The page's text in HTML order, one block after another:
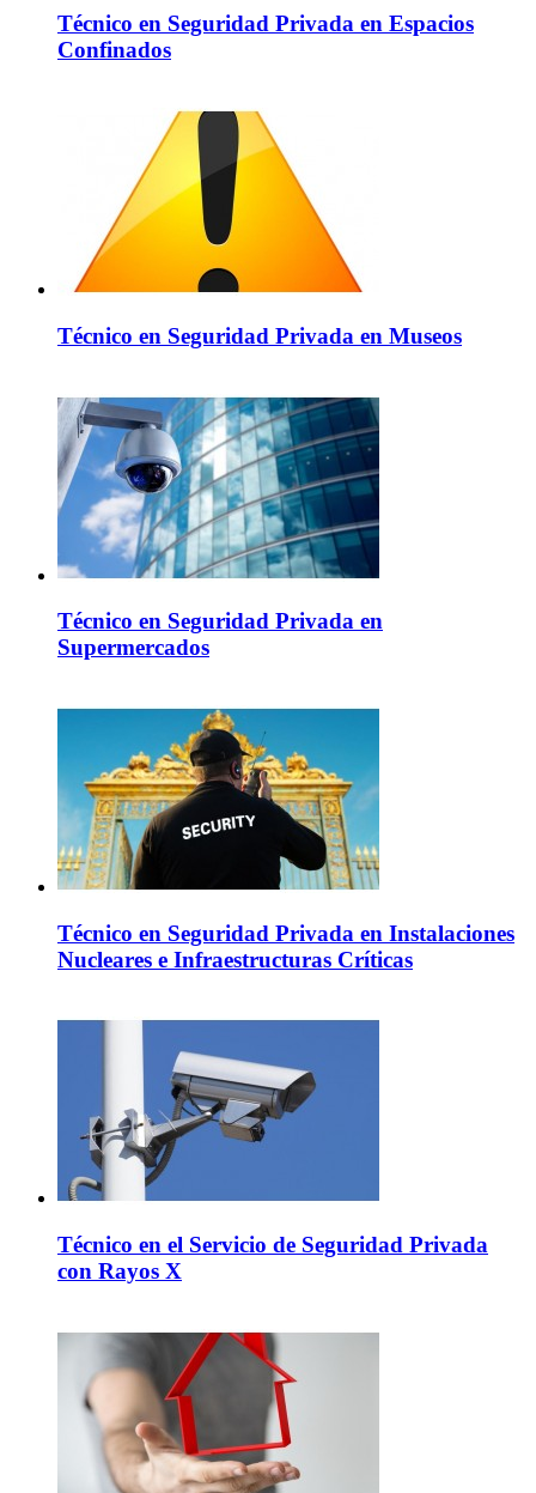
Técnico en Seguridad Privada en Espacios
Confinados
Técnico en Seguridad Privada en Museos
Técnico en Seguridad Privada en
Supermercados
Técnico en Seguridad Privada en Instalaciones
Nucleares e Infraestructuras Críticas
Técnico en el Servicio de Seguridad Privada
con Rayos X